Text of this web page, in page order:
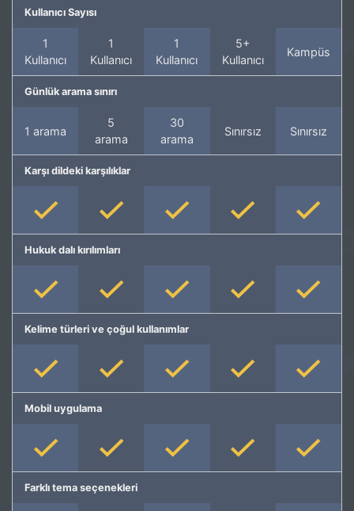
Kullanıcı Sayısı
1
Kullanıcı
1
Kullanıcı
1
Kullanıcı
5+
Kullanıcı
Kampüs
Günlük arama sınırı
1 arama
5
arama
30
arama
Sınırsız Sınırsız
Karşı dildeki karşılıklar
Hukuk dalı kırılımları
Kelime türleri ve çoğul kullanımlar
Mobil uygulama
Farklı tema seçenekleri